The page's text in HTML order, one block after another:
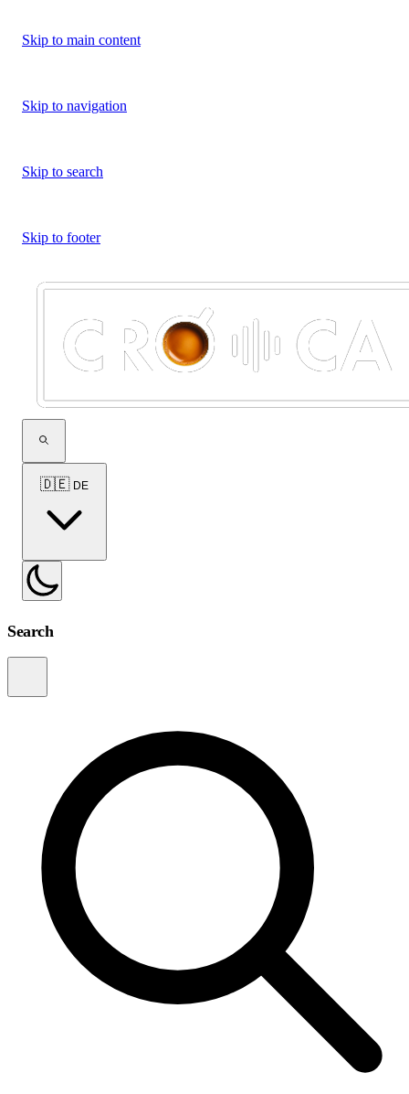
Skip to main content
Skip to navigation
Skip to search
Skip to footer
🇩🇪 DE
Search